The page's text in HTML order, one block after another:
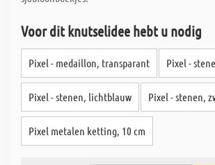
Voor dit knutselidee hebt u nodig
Pixel - medaillon, transparant Pixel -
Pixel - stenen, lichtblauw Pixel - stenen,
Pixel metalen ketting, 10 cm